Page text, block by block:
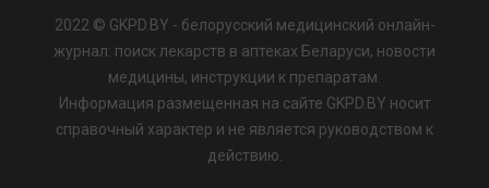
2022 © GKPD.BY - белорусский медицинский онлайн-
журнал: поиск лекарств в аптеках Беларуси, новости
медицины, инструкции к препаратам.
Информация размещенная на сайте GKPD.BY носит
справочный характер и не является руководством к
действию.